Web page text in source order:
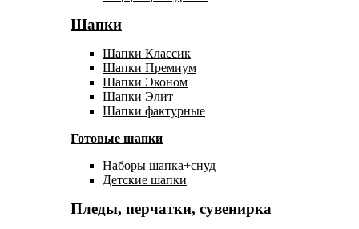
Шапки
Шапки Классик
Шапки Премиум
Шапки Эконом
Шапки Элит
Шапки фактурные
Готовые шапки
Наборы шапка+снуд
Детские шапки
Пледы, перчатки, сувенирка